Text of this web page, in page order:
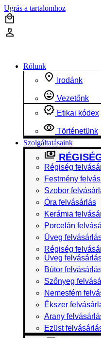
Ugrás a tartalomhoz
Rólunk
Irodánk
Vezetőnk
Etikai kódex
Történetünk
Szolgáltatásaink
Régiség
Festmény
Szobor
Óra felvásárlás
Kerámia
Porcelán
Üveg
Régiség
Üveg
Bútor
Szőnyeg
Nemesfém
Ékszer
Arany
Ezüst